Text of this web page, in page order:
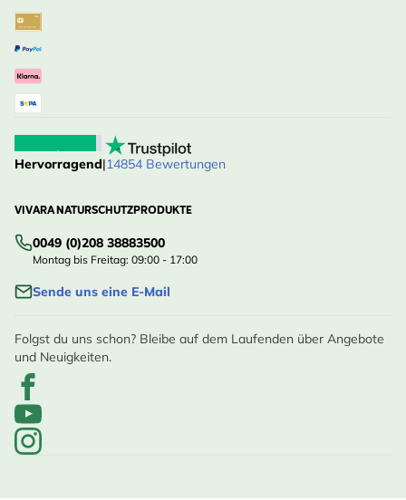
Hervorragend|14854 Bewertungen
VIVARA NATURSCHUTZPRODUKTE
0049 (0)208 38883500
Montag bis Freitag: 09:00 - 17:00
Sende uns eine E-Mail
Folgst du uns schon? Bleibe auf dem Laufenden über Angebote
und Neuigkeiten.